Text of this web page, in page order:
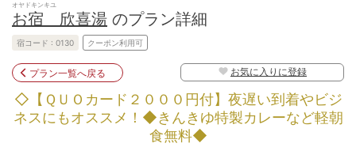
オヤドキンキユ
お宿 欣喜湯 のプラン詳細
宿コード : 0130 クーポン利用可
プラン一覧へ戻る お気に入りに登録
◇【ＱＵＯカード２０００円付】夜遅い到着やビジ
ネスにもオススメ！◆きんきゆ特製カレーなど軽朝
食無料◆